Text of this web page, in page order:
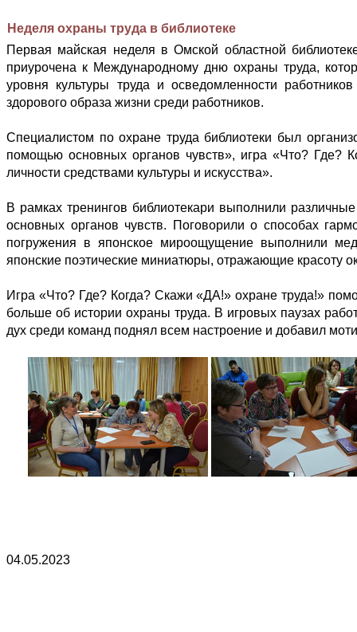
Неделя охраны труда в библиотеке
Первая майская неделя в Омской областной
приурочена к Международному дню охраны труда,
уровня культуры труда и осведомленности
здорового образа жизни среди работников.
Специалистом по охране труда библиотеки был
помощью основных органов чувств», игра «Что? Где?
личности средствами культуры и искусства».
В рамках тренингов библиотекари выполнили
основных органов чувств. Поговорили о способах
погружения в японское мироощущение выполнили
японские поэтические миниатюры, отражающие красоту
Игра «Что? Где? Когда? Скажи «ДА!» охране труда!»
больше об истории охраны труда. В игровых паузах
дух среди команд поднял всем настроение и добавил
04.05.2023